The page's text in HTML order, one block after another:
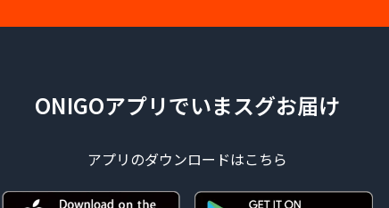
ONIGOアプリでいまスグお届け
アプリのダウンロードはこちら